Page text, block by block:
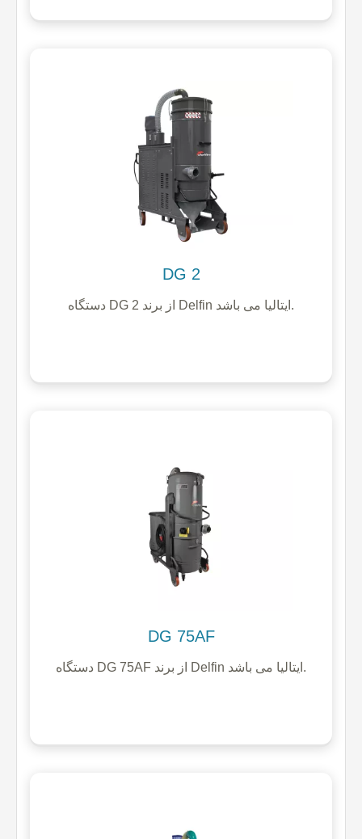
DG 2
دستگاه DG 2 از برند Delfin ایتالیا می باشد.
DG 75AF
دستگاه DG 75AF از برند Delfin ایتالیا می باشد.